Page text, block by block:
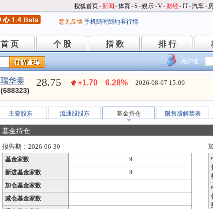
搜狐首页-新闻 -体育-S -娱乐-V- 财经-IT-汽车-
意见反馈 手机随时随地看行情
首 页
首 页 个 股
个 股 指 数
指 数 排 行
排 行
用户名：
瑞华泰
(688323)
28.75 +1.70 6.28% 2026-08-07 15:00
主要股东 流通股股东 基金持仓 限售股解禁表
基金持仓
报告期：2026-06-30
基金家数
9
新进基金家数
9
加仓基金家数
减仓基金家数